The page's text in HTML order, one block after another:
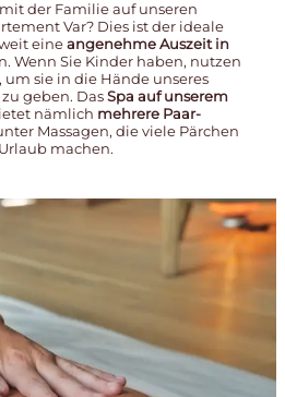
der Familie auf unseren
Var? Dies ist der ideale
eineangenehme Auszeit in
Wenn Sie Kinder haben, nutzen
sie in die Hände unseres
geben. DasSpa auf unserem
nämlich mehrere Paar-
Massagen, die viele Pärchen
machen.